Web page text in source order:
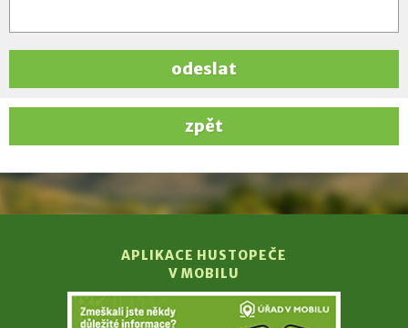
odeslat
zpět
APLIKACE HUSTOPEČE
V MOBILU